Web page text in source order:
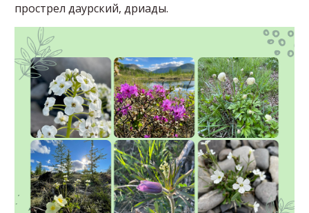
прострел даурский, дриады.